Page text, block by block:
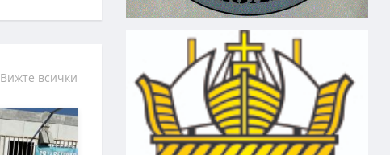
Вижте всички